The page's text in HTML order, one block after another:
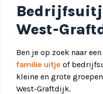
West-
Ben je op zoek naar
familie uitje of
kleine en grote
West-Graftdijk.